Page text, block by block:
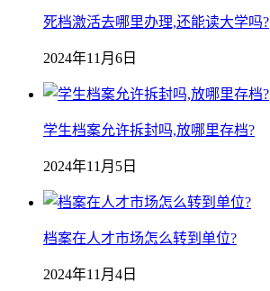
死档激活去哪里办理,还能读大学吗?
2024年11月6日
学生档案允许拆封吗,放哪里存档?
2024年11月5日
档案在人才市场怎么转到单位?
2024年11月4日